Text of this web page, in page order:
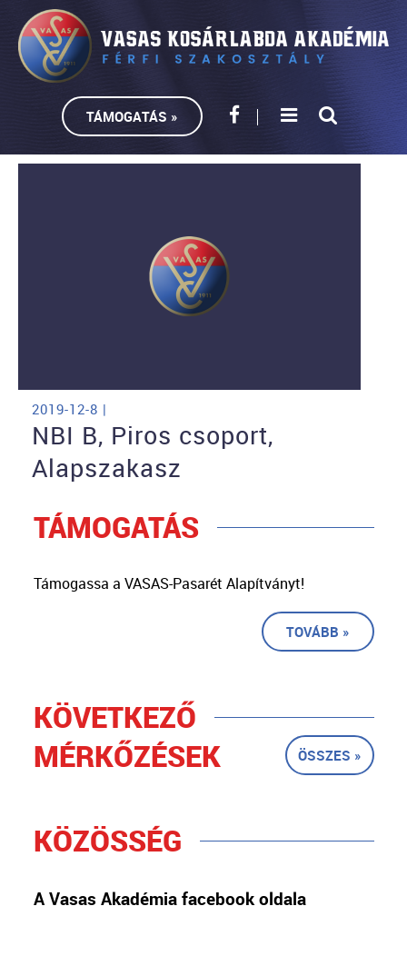
TÁMOGATÁS »
2019-12-8 |
NBI B, Piros csoport,
Alapszakasz
TÁMOGATÁS
Támogassa a VASAS-Pasarét Alapítványt!
TOVÁBB »
KÖVETKEZŐ
MÉRKŐZÉSEK
ÖSSZES »
KÖZÖSSÉG
A Vasas Akadémia facebook oldala